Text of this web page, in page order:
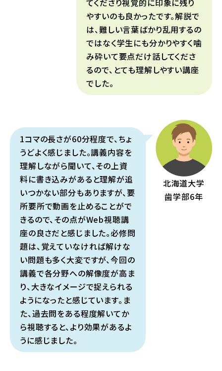
てくださり視覚的に印象に残り
やすいのも良かったです。解説で
は、難しい言葉ばかり乱用するの
ではなく学生にも分かりやすく噛
み砕いて要点だけ話してくださ
るので、とても理解しやすい講座
でした。
北海道大学
歯学部6年
1コマの長さが60分程度で、ちょ
うどよく感じました。講義内容を
理解しながら聞いて、その上資
料に書き込みがあると理解が追
いつかない部分もありますが、要
所要所で動画を止めることがで
きるので、その点がWeb視聴講
座の良さだと感じました。必修問
題は、覚えていなければ解けな
い問題も多く大変ですが、今回の
講義で各分野への解像度が高ま
り、大きなイメージで捉えられる
ようになったと感じています。ま
た、過去問をある程度解いてか
ら視聴すると、より効果があるよ
うに感じました。